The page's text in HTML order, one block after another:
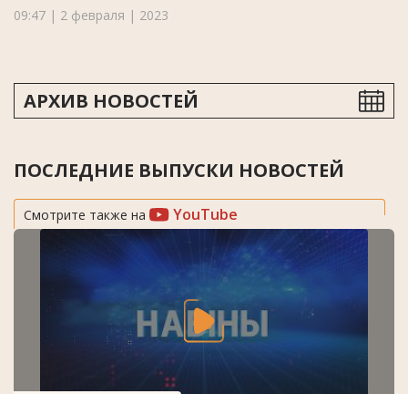
09:47 | 2 февраля | 2023
АРХИВ НОВОСТЕЙ
ПОСЛЕДНИЕ ВЫПУСКИ НОВОСТЕЙ
Смотрите также на YouTube